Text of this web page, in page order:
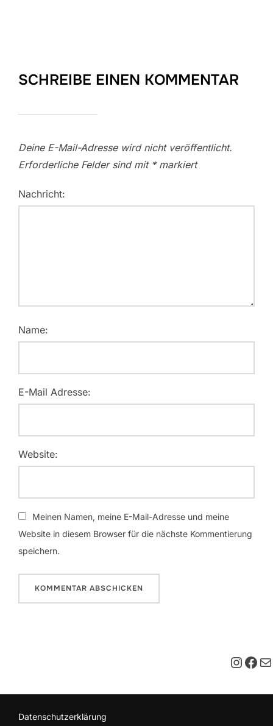
SCHREIBE EINEN KOMMENTAR
Deine E-Mail-Adresse wird nicht veröffentlicht.
Erforderliche Felder sind mit *markiert
Nachricht:
Name:
E-Mail Adresse:
Website:
Meinen Namen, meine E-Mail-Adresse und meine
Website in diesem Browser für die nächste Kommentierung
speichern.
E-
Datenschutzerklärung